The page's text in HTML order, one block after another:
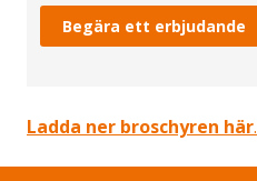
Begära ett erbjudande
Ladda ner broschyren här.